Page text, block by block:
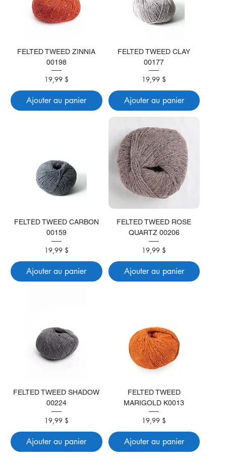
FELTED TWEED ZINNIA
00198
Prix
19,99 $
Ajouter au panier
FELTED TWEED CLAY
00177
Prix
19,99 $
Ajouter au panier
FELTED TWEED CARBON
00159
Prix
19,99 $
Ajouter au panier
FELTED TWEED ROSE
QUARTZ 00206
Prix
19,99 $
Ajouter au panier
FELTED TWEED SHADOW
00224
Prix
19,99 $
Ajouter au panier
FELTED TWEED
MARIGOLD K0013
Prix
19,99 $
Ajouter au panier